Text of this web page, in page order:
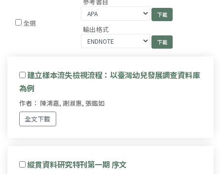
全選
輸出格式
建立樣本流失檢視流程：以臺灣幼兒發展調查資料庫
為例
作者： 陳鴻嘉, 謝淑惠, 張鑑如
全文下載
縱貫資料研究特刊第一期 序文